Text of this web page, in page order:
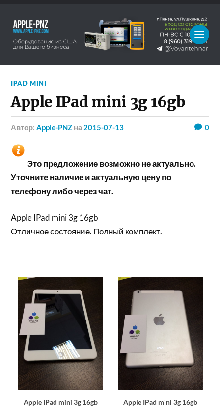
IPAD MINI
Apple IPad mini 3g 16gb
Автор:Apple-PNZ на 2015-07-13 0
Это предложение возможно не актуально.
Уточните наличие и актуальную цену по
телефону либо через чат.
Apple IPad mini 3g 16gb
Отличное состояние. Полный комплект.
Apple IPad mini 3g 16gb Apple IPad mini 3g 16gb